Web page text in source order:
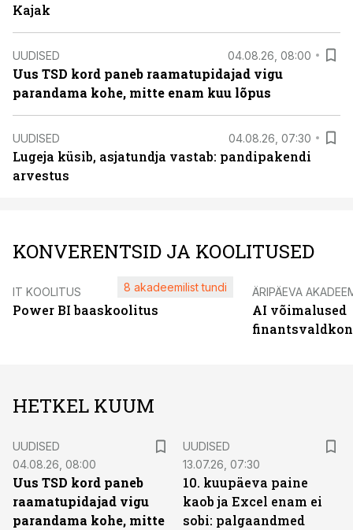
Kajak
UUDISED 04.08.26, 08:00
Uus TSD kord paneb raamatupidajad vigu
parandama kohe, mitte enam kuu lõpus
UUDISED 04.08.26, 07:30
Lugeja küsib, asjatundja vastab: pandipakendi
arvestus
KONVERENTSID JA KOOLITUSED
IT KOOLITUS
Power BI baaskoolitus
8 akadeemilist tundi ÄRIPÄEVA
AI võimalused
HETKEL KUUM
UUDISED
04.08.26, 08:00
Uus TSD kord paneb
raamatupidajad vigu
parandama kohe, mitte
UUDISED
13.07.26, 07:30
10. kuupäeva paine
kaob ja Excel enam ei
sobi: palgaandmed